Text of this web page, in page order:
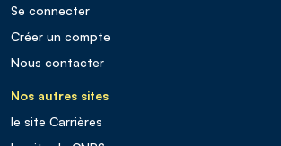
Se connecter
Créer un compte
Nous contacter
Nos autres sites
le site Carrières